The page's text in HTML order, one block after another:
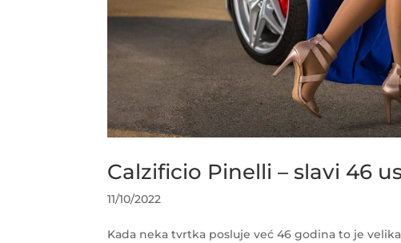
Calzificio Pinelli – slavi 46
11/10/2022
Kada neka tvrtka posluje već 46 godina to je